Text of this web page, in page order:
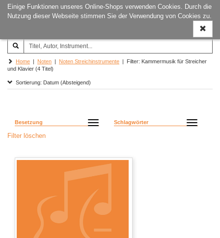
Einige Funktionen unseres Online-Shops verwenden Cookies. Durch die
Nutzung dieser Webseite stimmen Sie der Verwendung von Cookies zu.
ein-/
Joachim‐Trekel‐Musikverlag,
Hamburg
Home | Noten | Noten Streichinstrumente | Filter: Kammermusik für Streicher
und Klavier (4 Titel)
Sortierung: Datum (Absteigend)
Besetzung Schlagwörter
Filter löschen